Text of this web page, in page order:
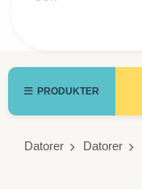
PRODUKTER
Datorer Datorer